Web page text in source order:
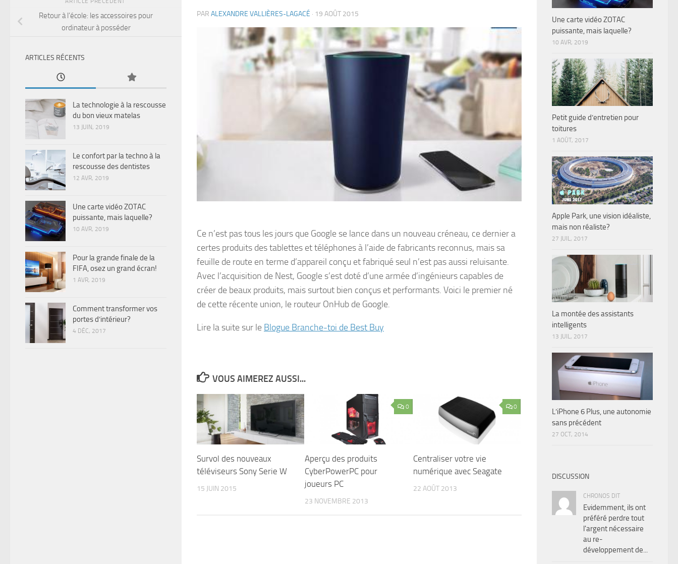
PAR ALEXANDRE VALLIÈRES-LAGACÉ · 19 AOÛT 2015
Ce n’est pas tous les jours que Google se lance dans un nouveau créneau, ce dernier a
certes produits des tablettes et téléphones à l’aide de fabricants reconnus, mais sa
feuille de route en terme d’appareil conçu et fabriqué seul n’est pas aussi reluisante.
Avec l’acquisition de Nest, Google s’est doté d’une armée d’ingénieurs capables de
créer de beaux produits, mais surtout bien conçus et performants. Voici le premier né
de cette récente union, le routeur OnHub de Google.
Lire la suite sur le Blogue Branche-toi de Best Buy
VOUS AIMEREZ AUSSI...
Survol des nouveaux
téléviseurs Sony Serie W
15 JUIN 2015
0
Aperçu des produits
CyberPowerPC pour
joueurs PC
23 NOVEMBRE 2013
0
Centraliser votre vie
numérique avec Seagate
22 AOÛT 2013
Retour à l’école: les accessoires pour
ordinateur à posséder
ARTICLES RÉCENTS
La technologie à la rescousse
du bon vieux matelas
13 JUIN, 2019
Le confort par la techno à la
rescousse des dentistes
12 AVR, 2019
Une carte vidéo ZOTAC
puissante, mais laquelle?
10 AVR, 2019
Pour la grande finale de la
FIFA, osez un grand écran!
1 AVR, 2019
Comment transformer vos
portes d’intérieur?
4 DÉC, 2017
Une carte vidéo ZOTAC
puissante, mais laquelle?
10 AVR, 2019
Petit guide d’entretien pour
toitures
1 AOÛT, 2017
Apple Park, une vision idéaliste,
mais non réaliste?
27 JUIL, 2017
La montée des assistants
intelligents
13 JUIL, 2017
L’iPhone 6 Plus, une autonomie
sans précédent
27 OCT, 2014
DISCUSSION
CHRONOS DIT
Evidemment, ils ont
préféré perdre tout
l'argent nécessaire
au re-
développement de...